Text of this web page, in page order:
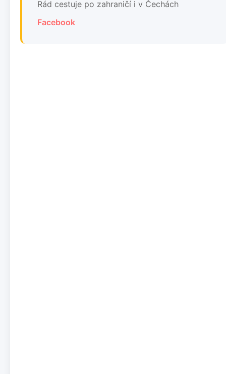
Rád cestuje po zahraničí i v Čechách
Facebook